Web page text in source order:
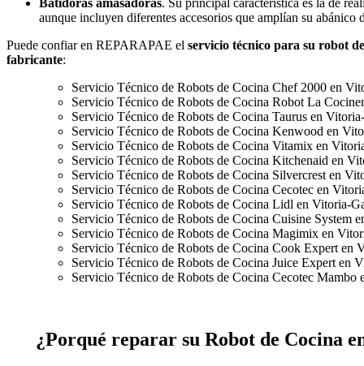
Batidoras amasadoras. Su principal característica es la de
aunque incluyen diferentes accesorios que amplían su abánico
Puede confiar en REPARAPAE el servicio técnico para su robot
fabricante:
Servicio Técnico de Robots de Cocina Chef 2000 en
Servicio Técnico de Robots de Cocina Robot La
Servicio Técnico de Robots de Cocina Taurus en
Servicio Técnico de Robots de Cocina Kenwood en
Servicio Técnico de Robots de Cocina Vitamix en
Servicio Técnico de Robots de Cocina Kitchenaid en
Servicio Técnico de Robots de Cocina Silvercrest en
Servicio Técnico de Robots de Cocina Cecotec en
Servicio Técnico de Robots de Cocina Lidl en Vitoria-
Servicio Técnico de Robots de Cocina Cuisine System
Servicio Técnico de Robots de Cocina Magimix en
Servicio Técnico de Robots de Cocina Cook Expert en
Servicio Técnico de Robots de Cocina Juice Expert en
Servicio Técnico de Robots de Cocina Cecotec Mambo
¿Porqué reparar su Robot de Cocina